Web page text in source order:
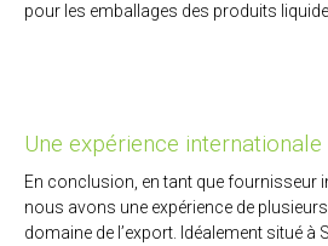
pour les emballages des produits
Une expérience
En conclusion, en tant que fournisseur
nous avons une expérience de
domaine de l’export. Idéalement situé